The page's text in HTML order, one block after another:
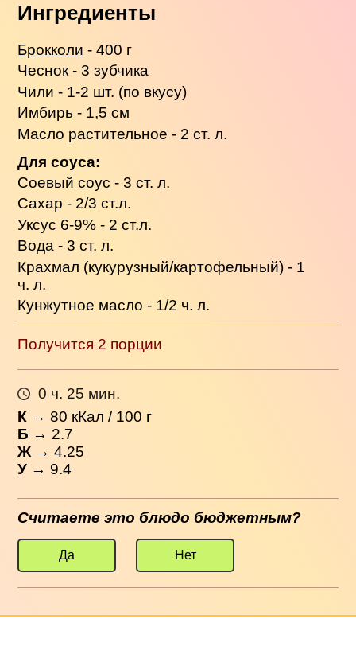
Ингредиенты
Брокколи - 400 г
Чеснок - 3 зубчика
Чили - 1-2 шт. (по вкусу)
Имбирь - 1,5 см
Масло растительное - 2 ст. л.
Для соуса:
Соевый соус - 3 ст. л.
Сахар - 2/3 ст.л.
Уксус 6-9% - 2 ст.л.
Вода - 3 ст. л.
Крахмал (кукурузный/картофельный) - 1
ч. л.
Кунжутное масло - 1/2 ч. л.
Получится 2 порции
0 ч. 25 мин.
К →80 кКал / 100 г
Б → 2.7
Ж → 4.25
У → 9.4
Считаете это блюдо бюджетным?
Да Нет